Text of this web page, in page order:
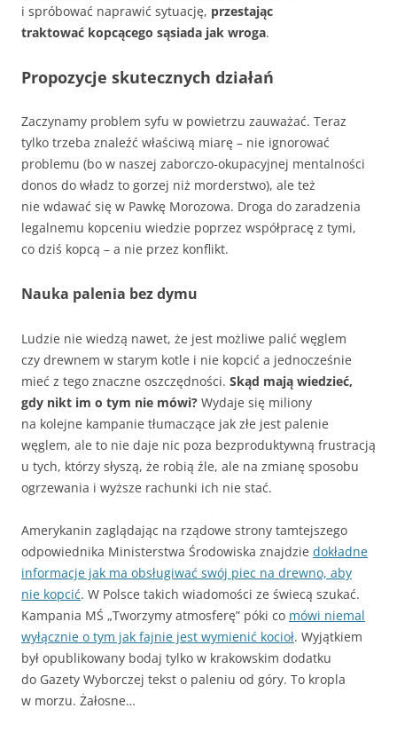
i spróbować naprawić sytuację, przestając
traktować kopcącego sąsiada jak wroga.
Propozycje skutecznych działań
Zaczynamy problem syfu w powietrzu zauważać. Teraz
tylko trzeba znaleźć właściwą miarę – nie ignorować
problemu (bo w naszej zaborczo-okupacyjnej mentalności
donos do władz to gorzej niż morderstwo), ale też
nie wdawać się w Pawkę Morozowa. Droga do zaradzenia
legalnemu kopceniu wiedzie poprzez współpracę z tymi,
co dziś kopcą – a nie przez konflikt.
Nauka palenia bez dymu
Ludzie nie wiedzą nawet, że jest możliwe palić węglem
czy drewnem w starym kotle i nie kopcić a jednocześnie
mieć z tego znaczne oszczędności. Skąd mają wiedzieć,
gdy nikt im o tym nie mówi? Wydaje się miliony
na kolejne kampanie tłumaczące jak złe jest palenie
węglem, ale to nie daje nic poza bezproduktywną frustracją
u tych, którzy słyszą, że robią źle, ale na zmianę sposobu
ogrzewania i wyższe rachunki ich nie stać.
Amerykanin zaglądając na rządowe strony tamtejszego
odpowiednika Ministerstwa Środowiska znajdzie dokładne
informacje jak ma obsługiwać swój piec na drewno, aby
nie kopcić. W Polsce takich wiadomości ze świecą szukać.
Kampania MŚ „Tworzymy atmosferę” póki co mówi niemal
wyłącznie o tym jak fajnie jest wymienić kocioł. Wyjątkiem
był opublikowany bodaj tylko w krakowskim dodatku
do Gazety Wyborczej tekst o paleniu od góry. To kropla
w morzu. Żałosne…